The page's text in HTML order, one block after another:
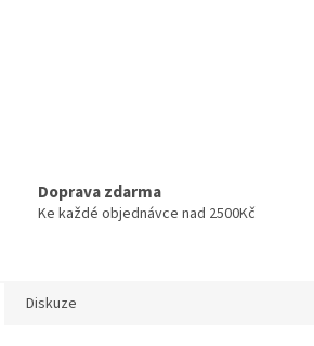
Doprava zdarma
Ke každé objednávce nad 2500Kč
Diskuze